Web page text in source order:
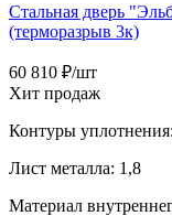
Стальная дверь
(терморазрыв 3к)
60 810 ₽/шт
Хит продаж
Контуры уплотнения:
Лист металла: 1,8
Материал